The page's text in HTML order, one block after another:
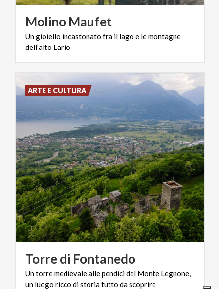
Molino Maufet
Ungioiello incastonato fra il lago e lemontagne
dell’alto Lario
Torredi Fontanedo
Untorremedievaleallependicidel Monte Legnone,
un luogo ricco distoriatutto dascoprire
ARTE E CULTURA